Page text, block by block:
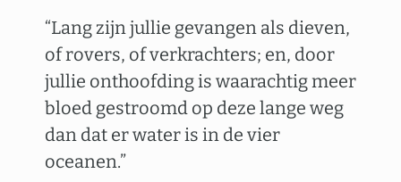
“Lang zijn jullie gevangen als dieven,
of rovers, of verkrachters; en, door
jullie onthoofding is waarachtig meer
bloed gestroomd op deze lange weg
dan dat er water is in de vier
oceanen.”